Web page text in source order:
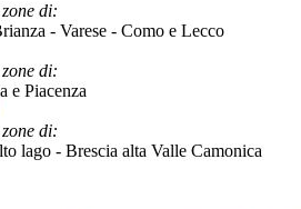
di:
- Varese - Como e Lecco
di:
e Piacenza
di:
lago - Brescia alta Valle Camonica